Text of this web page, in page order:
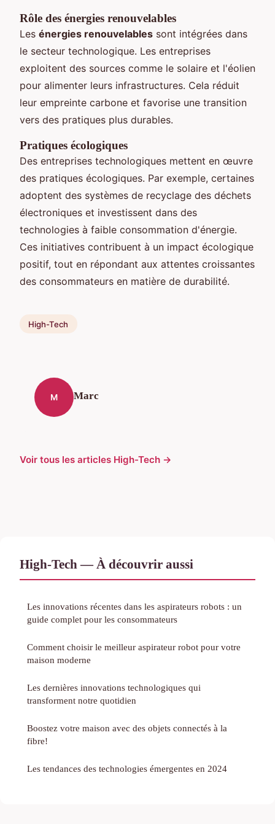
Rôle des énergies renouvelables
Les énergies renouvelables sont intégrées dans
le secteur technologique. Les entreprises
exploitent des sources comme le solaire et l'éolien
pour alimenter leurs infrastructures. Cela réduit
leur empreinte carbone et favorise une transition
vers des pratiques plus durables.
Pratiques écologiques
Des entreprises technologiques mettent en œuvre
des pratiques écologiques. Par exemple, certaines
adoptent des systèmes de recyclage des déchets
électroniques et investissent dans des
technologies à faible consommation d'énergie.
Ces initiatives contribuent à un impact écologique
positif, tout en répondant aux attentes croissantes
des consommateurs en matière de durabilité.
High-Tech
M Marc
Voir tous les articles High-Tech →
High-Tech — À découvrir aussi
Les innovations récentes dans les aspirateurs robots : un
guide complet pour les consommateurs
Comment choisir le meilleur aspirateur robot pour votre
maison moderne
Les dernières innovations technologiques qui
transforment notre quotidien
Boostez votre maison avec des objets connectés à la
fibre!
Les tendances des technologies émergentes en 2024